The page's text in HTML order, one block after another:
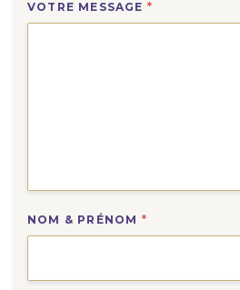
VOTRE MESSAGE *
NOM & PRÉNOM *